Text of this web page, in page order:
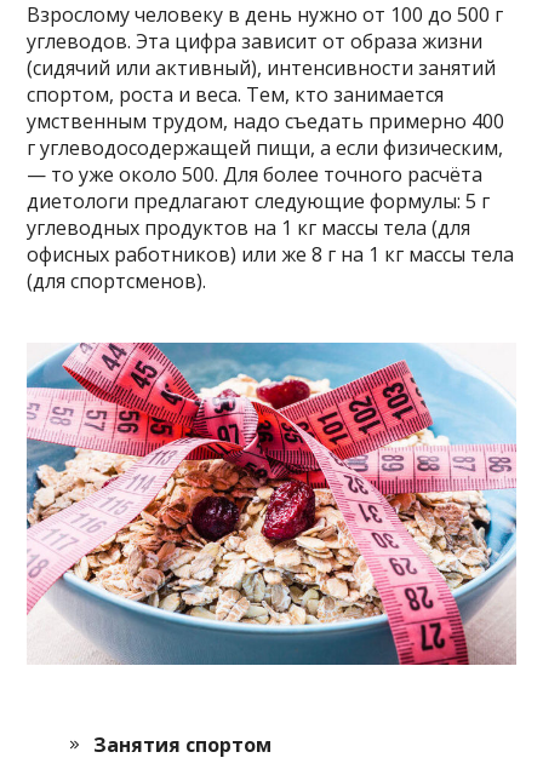
Взрослому человеку в день нужно от 100 до 500 г
углеводов. Эта цифра зависит от образа жизни
(сидячий или активный), интенсивности занятий
спортом, роста и веса. Тем, кто занимается
умственным трудом, надо съедать примерно 400
г углеводосодержащей пищи, а если физическим,
— то уже около 500. Для более точного расчёта
диетологи предлагают следующие формулы: 5 г
углеводных продуктов на 1 кг массы тела (для
офисных работников) или же 8 г на 1 кг массы тела
(для спортсменов).
Занятия спортом